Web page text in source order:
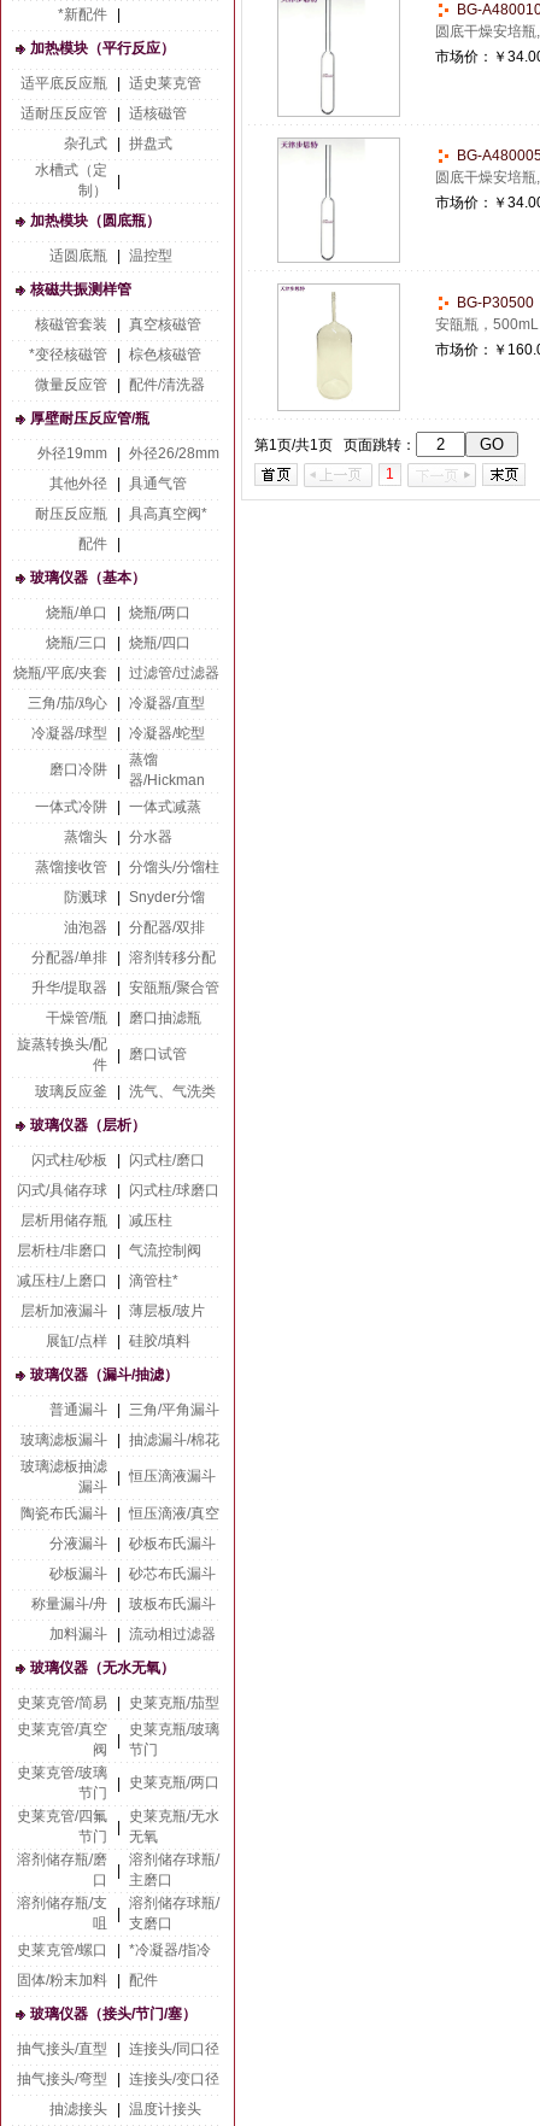
*新配件
加热模块（平行反应）
适平底反应瓶
适史莱克管
适耐压反应管
适核磁管
杂孔式
拼盘式
水槽式（定
制）
加热模块（圆底瓶）
适圆底瓶
温控型
核磁共振测样管
核磁管套装
真空核磁管
*变径核磁管
棕色核磁管
微量反应管
配件/清洗器
厚壁耐压反应管/瓶
外径19mm
外径26/28mm
其他外径
具通气管
耐压反应瓶
具高真空阀*
配件
玻璃仪器（基本）
烧瓶/单口
烧瓶/两口
烧瓶/三口
烧瓶/四口
烧瓶/平底/夹套
过滤管/过滤器
三角/茄/鸡心
冷凝器/直型
冷凝器/球型
冷凝器/蛇型
磨口冷阱
蒸馏
器/Hickman
一体式冷阱
一体式减蒸
蒸馏头
分水器
蒸馏接收管
分馏头/分馏柱
防溅球
Snyder分馏
油泡器
分配器/双排
分配器/单排
溶剂转移分配
升华/提取器
安瓿瓶/聚合管
干燥管/瓶
磨口抽滤瓶
旋蒸转换头/配
件
磨口试管
玻璃反应釜
洗气、气洗类
玻璃仪器（层析）
闪式柱/砂板
闪式柱/磨口
闪式/具储存球
闪式柱/球磨口
层析用储存瓶
减压柱
层析柱/非磨口
气流控制阀
减压柱/上磨口
滴管柱*
层析加液漏斗
薄层板/玻片
展缸/点样
硅胶/填料
玻璃仪器（漏斗/抽滤）
普通漏斗
三角/平角漏斗
玻璃滤板漏斗
抽滤漏斗/棉花
玻璃滤板抽滤
漏斗
恒压滴液漏斗
陶瓷布氏漏斗
恒压滴液/真空
分液漏斗
砂板布氏漏斗
砂板漏斗
砂芯布氏漏斗
称量漏斗/舟
玻板布氏漏斗
加料漏斗
流动相过滤器
玻璃仪器（无水无氧）
史莱克管/简易
史莱克瓶/茄型
史莱克管/真空
阀
史莱克瓶/玻璃
节门
史莱克管/玻璃
节门
史莱克瓶/两口
史莱克管/四氟
节门
史莱克瓶/无水
无氧
溶剂储存瓶/磨
口
溶剂储存球瓶/
主磨口
溶剂储存瓶/支
咀
溶剂储存球瓶/
支磨口
史莱克管/螺口
*冷凝器/指冷
固体/粉末加料
配件
玻璃仪器（接头/节门/塞）
抽气接头/直型
连接头/同口径
抽气接头/弯型
连接头/变口径
抽滤接头
温度计接头
BG-
圆底干燥安培
市场价： ￥
BG-
圆底干燥安培
市场价： ￥
BG-P30500
安瓿瓶，
市场价： ￥
第1页/共1页 页面跳转：
1